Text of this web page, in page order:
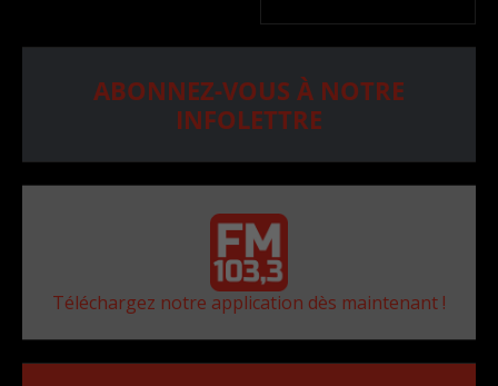
ABONNEZ-VOUS À NOTRE
INFOLETTRE
Téléchargez notre application dès maintenant !